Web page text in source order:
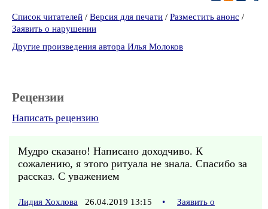
Список читателей / Версия для печати / Разместить анонс /
Заявить о нарушении
Другие произведения автора Илья Молоков
Рецензии
Написать рецензию
Мудро сказано! Написано доходчиво. К
сожалению, я этого ритуала не знала. Спасибо за
рассказ. С уважением
Лидия Хохлова 26.04.2019 13:15 •
Заявить о